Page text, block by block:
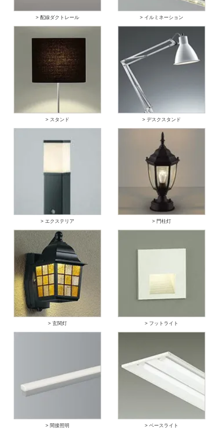
> 配線ダクトレール > イルミネーション
> スタンド > デスクスタンド
> エクステリア > 門柱灯
> 玄関灯 > フットライト
> 間接照明 > ベースライト